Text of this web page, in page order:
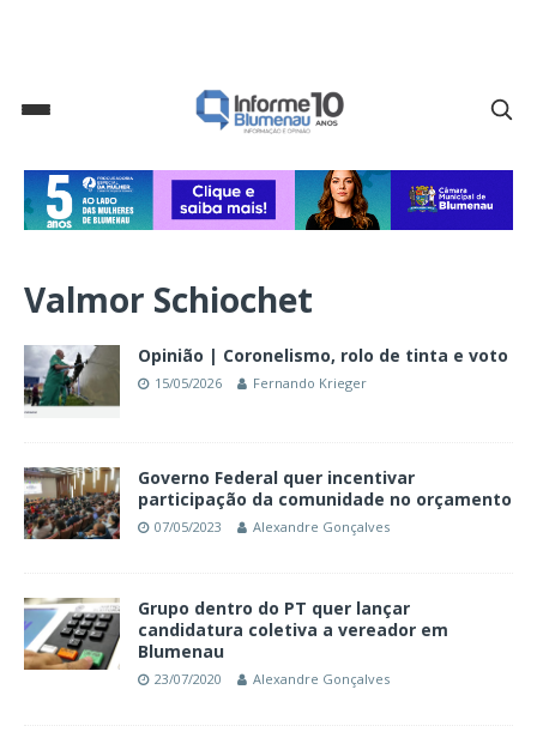
Valmor Schiochet
Opinião | Coronelismo, rolo de tinta e voto
15/05/2026 Fernando Krieger
Governo Federal quer incentivar
participação da comunidade no orçamento
07/05/2023 Alexandre Gonçalves
Grupo dentro do PT quer lançar
candidatura coletiva a vereador em
Blumenau
23/07/2020 Alexandre Gonçalves